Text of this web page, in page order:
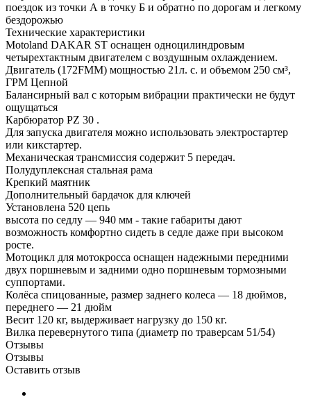
поездок из точки А в точку Б и обратно по дорогам и легкому
бездорожью
Технические характеристики
Motoland DAKAR ST оснащен одноцилиндровым
четырехтактным двигателем с воздушным охлаждением.
Двигатель (172FMM) мощностью 21л. с. и объемом 250 см³,
ГРМ Цепной
Балансирный вал с которым вибрации практически не будут
ощущаться
Карбюратор PZ 30 .
Для запуска двигателя можно использовать электростартер
или кикстартер.
Механическая трансмиссия содержит 5 передач.
Полудуплексная стальная рама
Крепкий маятник
Дополнительный бардачок для ключей
Установлена 520 цепь
высота по седлу — 940 мм - такие габариты дают
возможность комфортно сидеть в седле даже при высоком
росте.
Мотоцикл для мотокросса оснащен надежными передними
двух поршневым и задними одно поршневым тормозными
суппортами.
Колёса спицованные, размер заднего колеса — 18 дюймов,
переднего — 21 дюйм
Весит 120 кг, выдерживает нагрузку до 150 кг.
Вилка перевернутого типа (диаметр по траверсам 51/54)
Отзывы
Отзывы
Оставить отзыв